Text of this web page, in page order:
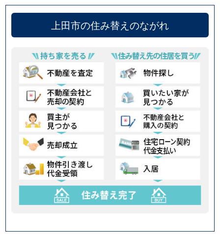
上田市の住み替えのながれ